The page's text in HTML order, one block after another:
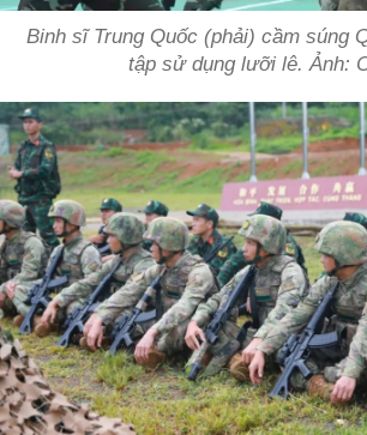
Binh sĩ Trung Quốc (phải) cầm súng
tập sử dụng lưỡi lê. Ảnh: